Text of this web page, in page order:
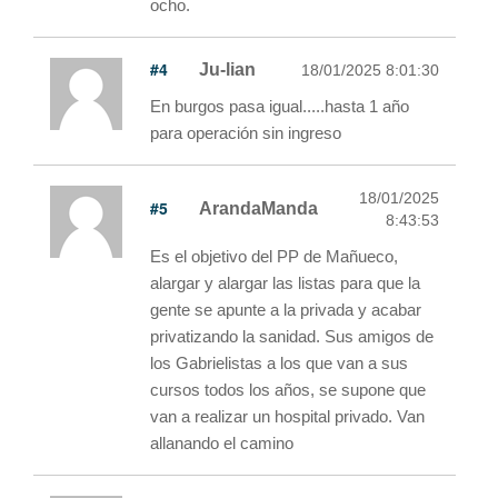
ocho.
#4 Ju-lian 18/01/2025 8:01:30
En burgos pasa igual.....hasta 1 año
para operación sin ingreso
#5 ArandaManda
18/01/2025
8:43:53
Es el objetivo del PP de Mañueco,
alargar y alargar las listas para que la
gente se apunte a la privada y acabar
privatizando la sanidad. Sus amigos de
los Gabrielistas a los que van a sus
cursos todos los años, se supone que
van a realizar un hospital privado. Van
allanando el camino